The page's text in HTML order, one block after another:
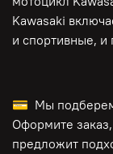
Kawasaki
и спортивные,
💳 Мы подберем
Оформите
предложит